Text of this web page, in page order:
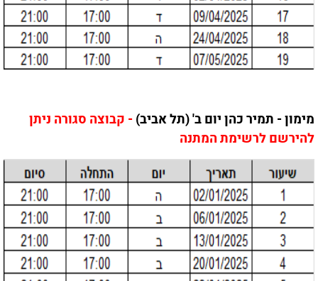
מימון - תמיר כהן יום ב' (תל אביב)- קבוצה סגורה ניתן
להירשם לרשימת המתנה